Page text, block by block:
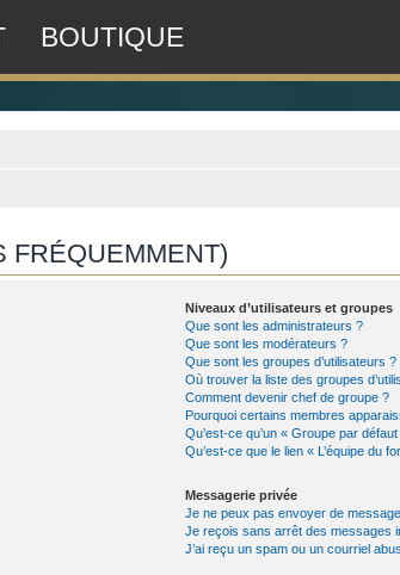
BOUTIQUE
FRÉQUEMMENT)
Niveaux d’utilisateurs et groupes
Que sont les administrateurs ?
Que sont les modérateurs ?
Que sont les groupes d’utilisateurs ?
Où trouver la liste des groupes
Comment devenir chef de groupe ?
Pourquoi certains membres
Qu’est-ce qu’un « Groupe par
Qu’est-ce que le lien « L’équipe du
Messagerie privée
Je ne peux pas envoyer de
Je reçois sans arrêt des messages
J’ai reçu un spam ou un courriel